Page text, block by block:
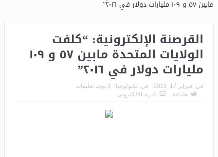
مابين ٥٧ و ١٠٩ مليارات دولار في ٢٠١٦”
القرصنة الإلكترونية: “كلفت
الولايات المتحدة مابين ٥٧ و ١٠٩
مليارات دولار في ٢٠١٦”
فى: فبراير 17, 2018 فى: تكنولوجيا
لا يوجد تعليقات
طباعة
البريد الالكترونى